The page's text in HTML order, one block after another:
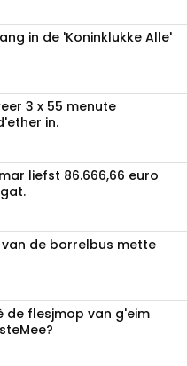
in de 'Koninklukke Alle'
3 x 55 menute
in.
liefst 86.666,66 euro
de borrelbus mette
de flesjmop van g'eim